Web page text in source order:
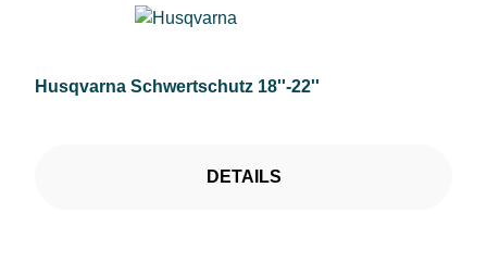
Husqvarna Schwertschutz 18''-22''
DETAILS